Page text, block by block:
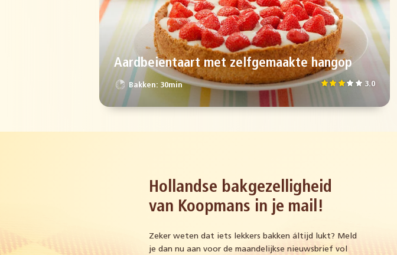
Aardbeientaart met zelfgemaakte hangop
Bakken: 30min 3.0
Hollandse bakgezelligheid
van Koopmans in je mail!
Zeker weten dat iets lekkers bakken áltijd lukt? Meld
je dan nu aan voor de maandelijkse nieuwsbrief vol